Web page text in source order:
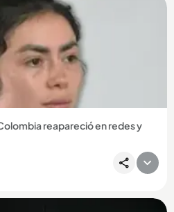
Noticia
reapareció en redes y
estado de salud, se conoció una
quien aprovechó para